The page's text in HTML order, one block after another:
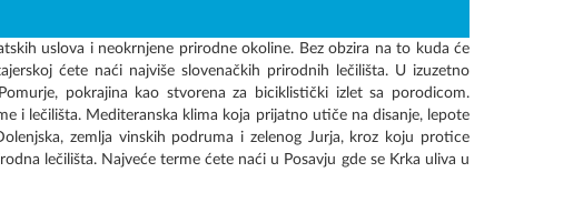
uslova i neokrnjene prirodne okoline. Bez obzira na to kuda će
ćete naći najviše slovenačkih prirodnih lečilišta. U izuzetno
pokrajina kao stvorena za biciklistički izlet sa porodicom.
i lečilišta. Mediteranska klima koja prijatno utiče na disanje, lepote
zemlja vinskih podruma i zelenog Jurja, kroz koju protice
lečilišta. Najveće terme ćete naći u Posavju gde se Krka uliva u